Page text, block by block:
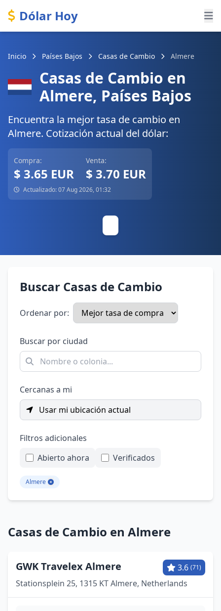
Dólar Hoy
Inicio Países Bajos Casas de Cambio Almere
Casas de Cambio en
Almere, Países Bajos
Encuentra la mejor tasa de cambio en
Almere. Cotización actual del dólar:
Compra:
$ 3.65 EUR
Venta:
$ 3.70 EUR
Actualizado: 07 Aug 2026, 01:32
Buscar Casas de Cambio
Ordenar por:
Buscar por ciudad
Cercanas a mi
Usar mi ubicación actual
Filtros adicionales
Abierto ahora
Verificados
Almere
Casas de Cambio en Almere
GWK Travelex Almere 3.6 (71)
Stationsplein 25, 1315 KT Almere, Netherlands